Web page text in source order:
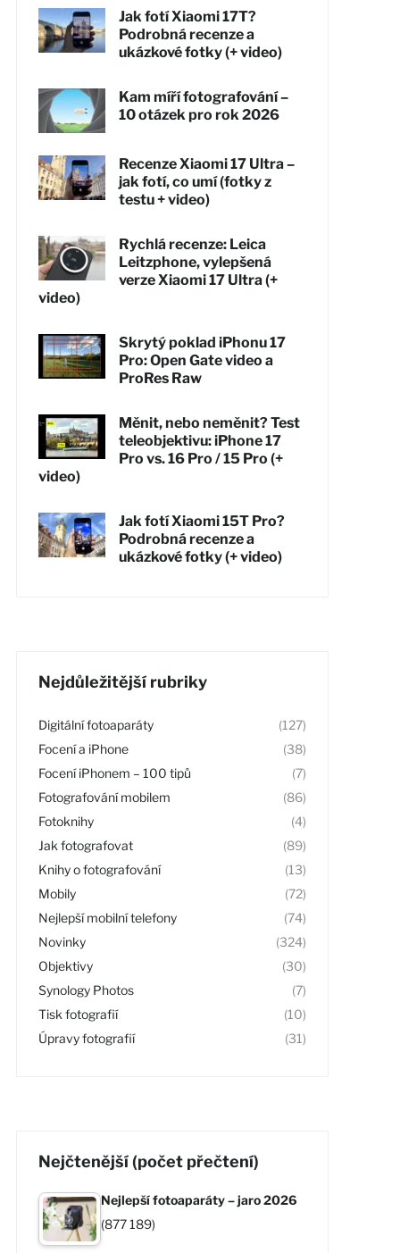
Jak fotí Xiaomi 17T?
Podrobná recenze a
ukázkové fotky (+ video)
Kam míří fotografování –
10 otázek pro rok 2026
Recenze Xiaomi 17 Ultra –
jak fotí, co umí (fotky z
testu + video)
Rychlá recenze: Leica
Leitzphone, vylepšená
verze Xiaomi 17 Ultra (+
video)
Skrytý poklad iPhonu 17
Pro: Open Gate video a
ProRes Raw
Měnit, nebo neměnit? Test
teleobjektivu: iPhone 17
Pro vs. 16 Pro / 15 Pro (+
video)
Jak fotí Xiaomi 15T Pro?
Podrobná recenze a
ukázkové fotky (+ video)
Nejdůležitější rubriky
Digitální fotoaparáty
(127)
Focení a iPhone
(38)
Focení iPhonem – 100 tipů
(7)
Fotografování mobilem
(86)
Fotoknihy
(4)
Jak fotografovat
(89)
Knihy o fotografování
(13)
Mobily
(72)
Nejlepší mobilní telefony
(74)
Novinky
(324)
Objektivy
(30)
Synology Photos
(7)
Tisk fotografií
(10)
Úpravy fotografií
(31)
Nejčtenější (počet přečtení)
Nejlepší fotoaparáty – jaro 2026
(877 189)